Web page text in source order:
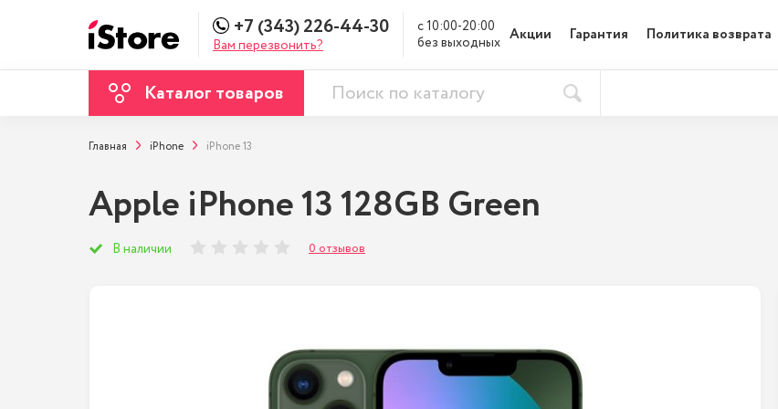
+7 (343) 226-44-30
Вам перезвонить?
с 10:00-20:00
без выходных Акции Гарантия Политика возврата
Каталог товаров
Главная iPhone iPhone 13
Apple iPhone 13 128GB Green
В наличии 0 отзывов